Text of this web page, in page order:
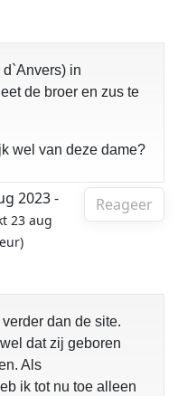
d`Anvers) in
de broer en zus te
wel van deze dame?
Reageer
2023 -
23 aug
dan de site.
dat zij geboren
Als
ik tot nu toe alleen